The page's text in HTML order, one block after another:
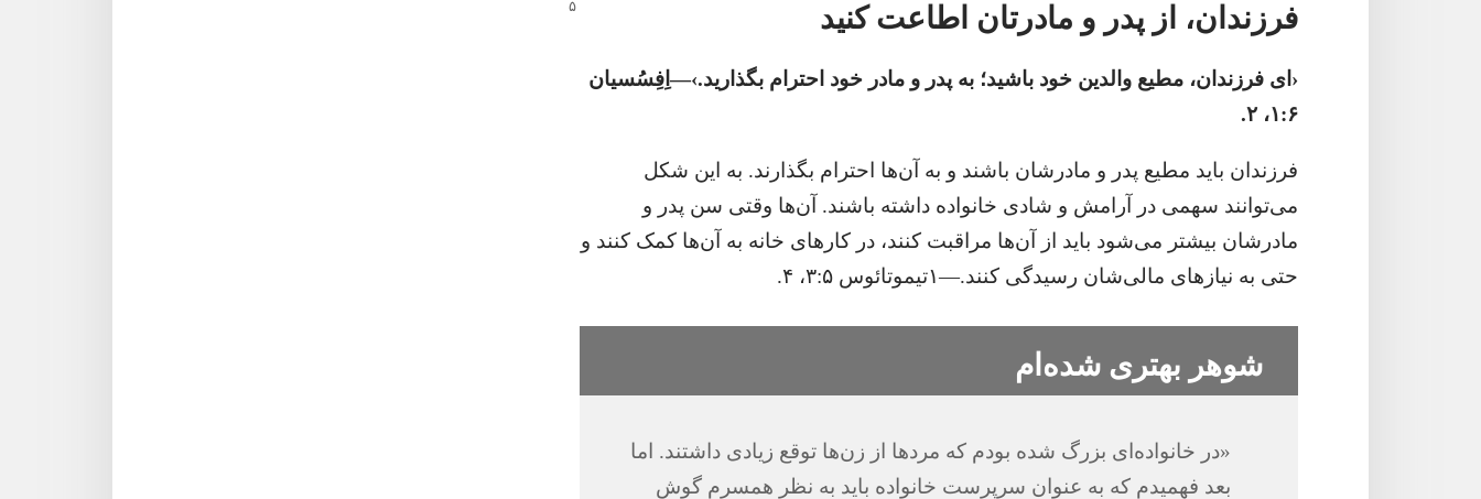
فرزندان،‏ از پدر و مادرتان اطاعت کنید
‏‹ای فرزندان،‏ مطیع والدین خود باشید؛‏ به پدر و مادر خود احترام بگذارید.‏›—‏اِفِسُسیان
۶:‏۱،‏ ۲.‏
فرزندان باید مطیع پدر و مادرشان باشند و به آن‌ها احترام بگذارند.‏ به این شکل
می‌توانند سهمی در آرامش و شادی خانواده داشته باشند.‏ آن‌ها وقتی سن پدر و
مادرشان بیشتر می‌شود باید از آن‌ها مراقبت کنند،‏ در کارهای خانه به آن‌ها کمک کنند و
حتی به نیازهای مالی‌شان رسیدگی کنند.‏—‏۱تیموتائوس ۵:‏۳،‏ ۴.‏
شوهر بهتری شده‌ام
‏«در خانواده‌ای بزرگ شده بودم که مردها از زن‌ها توقع زیادی داشتند.‏ اما
بعد فهمیدم که به عنوان سرپرست خانواده باید به نظر همسرم گوش